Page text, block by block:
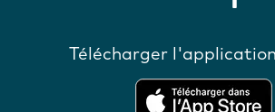
Télécharger